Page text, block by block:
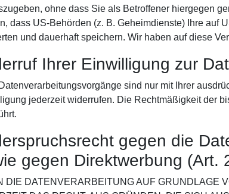
ohne dass Sie als Betroffener hiergegen
dass US-Behörden (z. B. Geheimdienste) Ihre auf
und dauerhaft speichern. Wir haben auf diese
Ihrer Einwilligung zur
sind nur mit Ihrer
jederzeit widerrufen. Die Rechtmäßigkeit der
gegen die
gegen Direktwerbung (Art.
DIE DATENVERARBEITUNG AUF GRUNDLAGE